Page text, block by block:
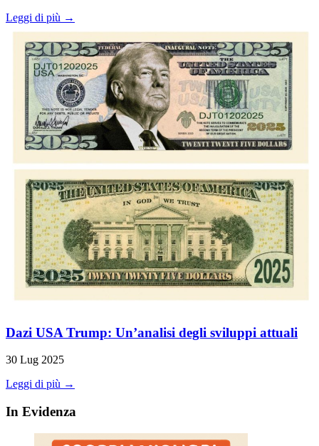
Leggi di più →
Dazi USA Trump: Un’analisi degli sviluppi attuali
30 Lug 2025
Leggi di più →
In Evidenza